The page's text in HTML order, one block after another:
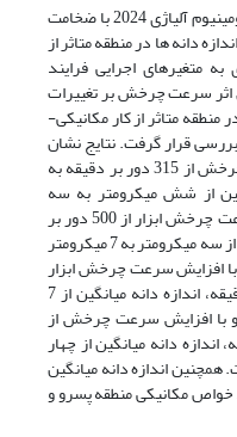
فرایند اصطکاکی اغتشاشی روی ورق آلومینیوم آلیاژی 2024 با ضخامت
دانه ها در منطقه متاثر از
متغیرهای اجرایی فرایند
اثر سرعت چرخش بر تغییرات
متاثر از کار مکانیکی-
قرار گرفت. نتایج نشان
داد؛ در منطقه پیشرو با تغییر سرعت چرخش از 315 دور بر دقیقه به
از شش میکرومتر به سه
میکرومتر کاهش یافت و با افزایش سرعت چرخش ابزار از 500 دور بر
دقیقه به 800 دور بر دقیقه، اندازه دانه از سه میکرومتر به 7 میکرومتر
افزایش سرعت چرخش ابزار
از 315 دور بر دقیقه به 500 دور بر دقیقه، اندازه دانه میانگین از 7
یافت و با افزایش سرعت چرخش از
دور بر دقیقه، اندازه دانه میانگین از چهار
اندازه دانه میانگین
خواص مکانیکی منطقه پسرو و